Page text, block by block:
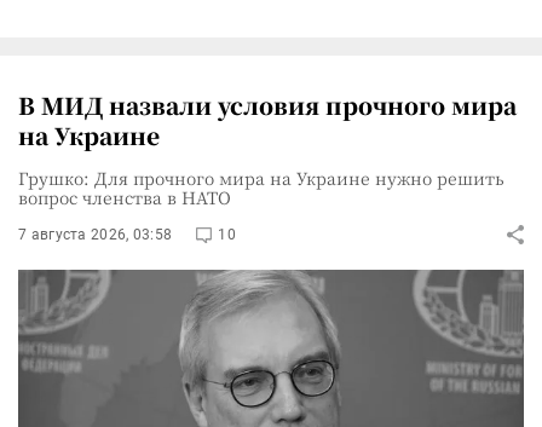
В МИД назвали условия прочного мира
на Украине
Грушко: Для прочного мира на Украине нужно решить
вопрос членства в НАТО
7 августа 2026, 03:58 10